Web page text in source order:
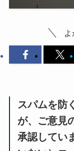
スパムを防
が、ご意見
承認してい